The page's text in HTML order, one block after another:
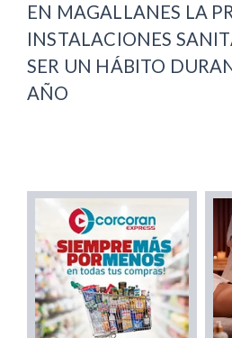
EN MAGALLANES LA
INSTALACIONES
SER UN HÁBITO
AÑO